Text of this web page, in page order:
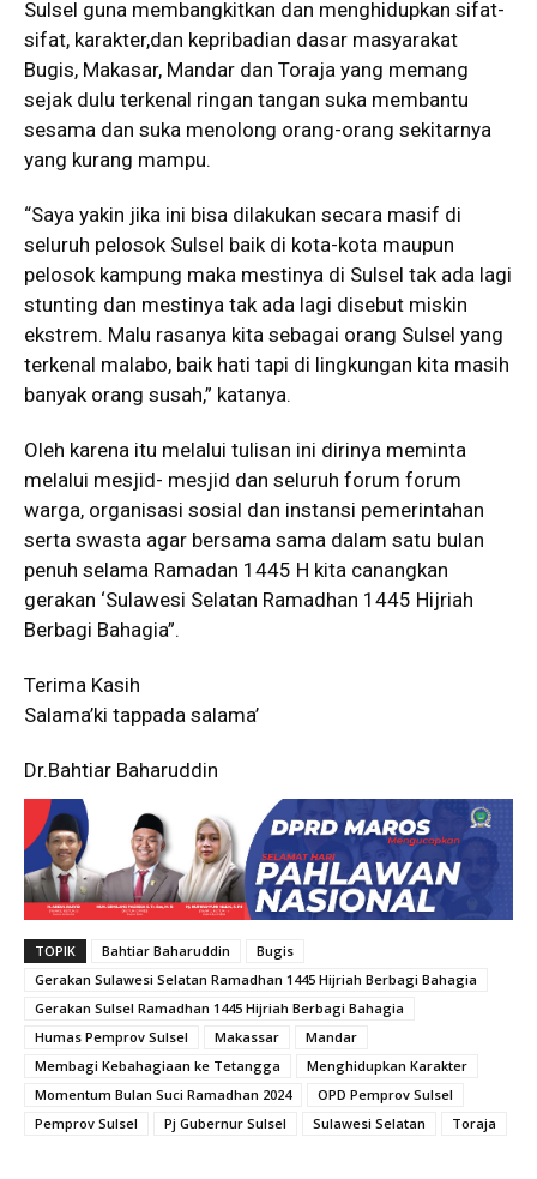
Sulsel guna membangkitkan dan menghidupkan sifat-
sifat, karakter,dan kepribadian dasar masyarakat
Bugis, Makasar, Mandar dan Toraja yang memang
sejak dulu terkenal ringan tangan suka membantu
sesama dan suka menolong orang-orang sekitarnya
yang kurang mampu.
“Saya yakin jika ini bisa dilakukan secara masif di
seluruh pelosok Sulsel baik di kota-kota maupun
pelosok kampung maka mestinya di Sulsel tak ada lagi
stunting dan mestinya tak ada lagi disebut miskin
ekstrem. Malu rasanya kita sebagai orang Sulsel yang
terkenal malabo, baik hati tapi di lingkungan kita masih
banyak orang susah,” katanya.
Oleh karena itu melalui tulisan ini dirinya meminta
melalui mesjid- mesjid dan seluruh forum forum
warga, organisasi sosial dan instansi pemerintahan
serta swasta agar bersama sama dalam satu bulan
penuh selama Ramadan 1445 H kita canangkan
gerakan ‘Sulawesi Selatan Ramadhan 1445 Hijriah
Berbagi Bahagia”.
Terima Kasih
Salama’ki tappada salama’
Dr.Bahtiar Baharuddin
TOPIK Bahtiar Baharuddin
Bugis
Gerakan Sulawesi Selatan Ramadhan 1445 Hijriah Berbagi Bahagia
Gerakan Sulsel Ramadhan 1445 Hijriah Berbagi Bahagia
Humas Pemprov Sulsel
Makassar
Mandar
Membagi Kebahagiaan ke Tetangga
Menghidupkan Karakter
Momentum Bulan Suci Ramadhan 2024
OPD Pemprov Sulsel
Pemprov Sulsel
Pj Gubernur Sulsel Sulawesi Selatan Toraja